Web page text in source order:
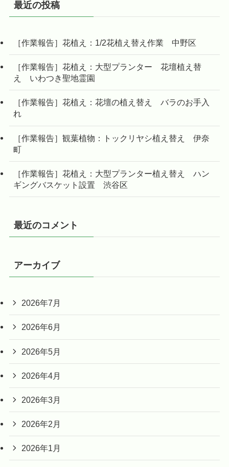
最近の投稿
［作業報告］花植え：1/2花植え替え作業 中野区
［作業報告］花植え：大型プランター 花壇植え替
え いわつき聖地霊園
［作業報告］花植え：花壇の植え替え バラのお手入
れ
［作業報告］観葉植物：トックリヤシ植え替え 伊奈
町
［作業報告］花植え：大型プランター植え替え ハン
ギングバスケット設置 渋谷区
最近のコメント
アーカイブ
2026年7月
2026年6月
2026年5月
2026年4月
2026年3月
2026年2月
2026年1月